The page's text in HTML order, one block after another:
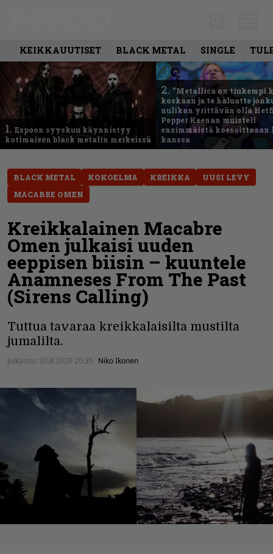
KEIKKAUUTISET BLACK METAL SINGLE
1. Espoon syyskuu käynnistyy
kotimaisen black metalin merkeissä
2. ”Metallica on tiukempi
koskaan ja te haluatte
nulikan yrittävän olla
Pepper Keenan muisteli
ensimmäistä
kanssa
BLACK METAL KOKOELMA KREIKKA
UUSI LEVY
MACABRE OMEN
Kreikkalainen Macabre
Omen julkaisi uuden
eeppisen biisin – kuuntele
Anamneses From The Past
(Sirens Calling)
Tuttua tavaraa kreikkalaisilta mustilta
jumalilta.
Julkaistu: 30.8.2020 20:35 Niko Ikonen